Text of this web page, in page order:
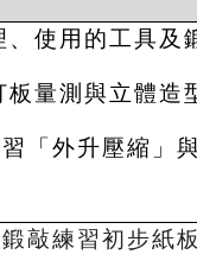
使用的工具及
量測與立體造
「外升壓縮」
敲練習初步紙板